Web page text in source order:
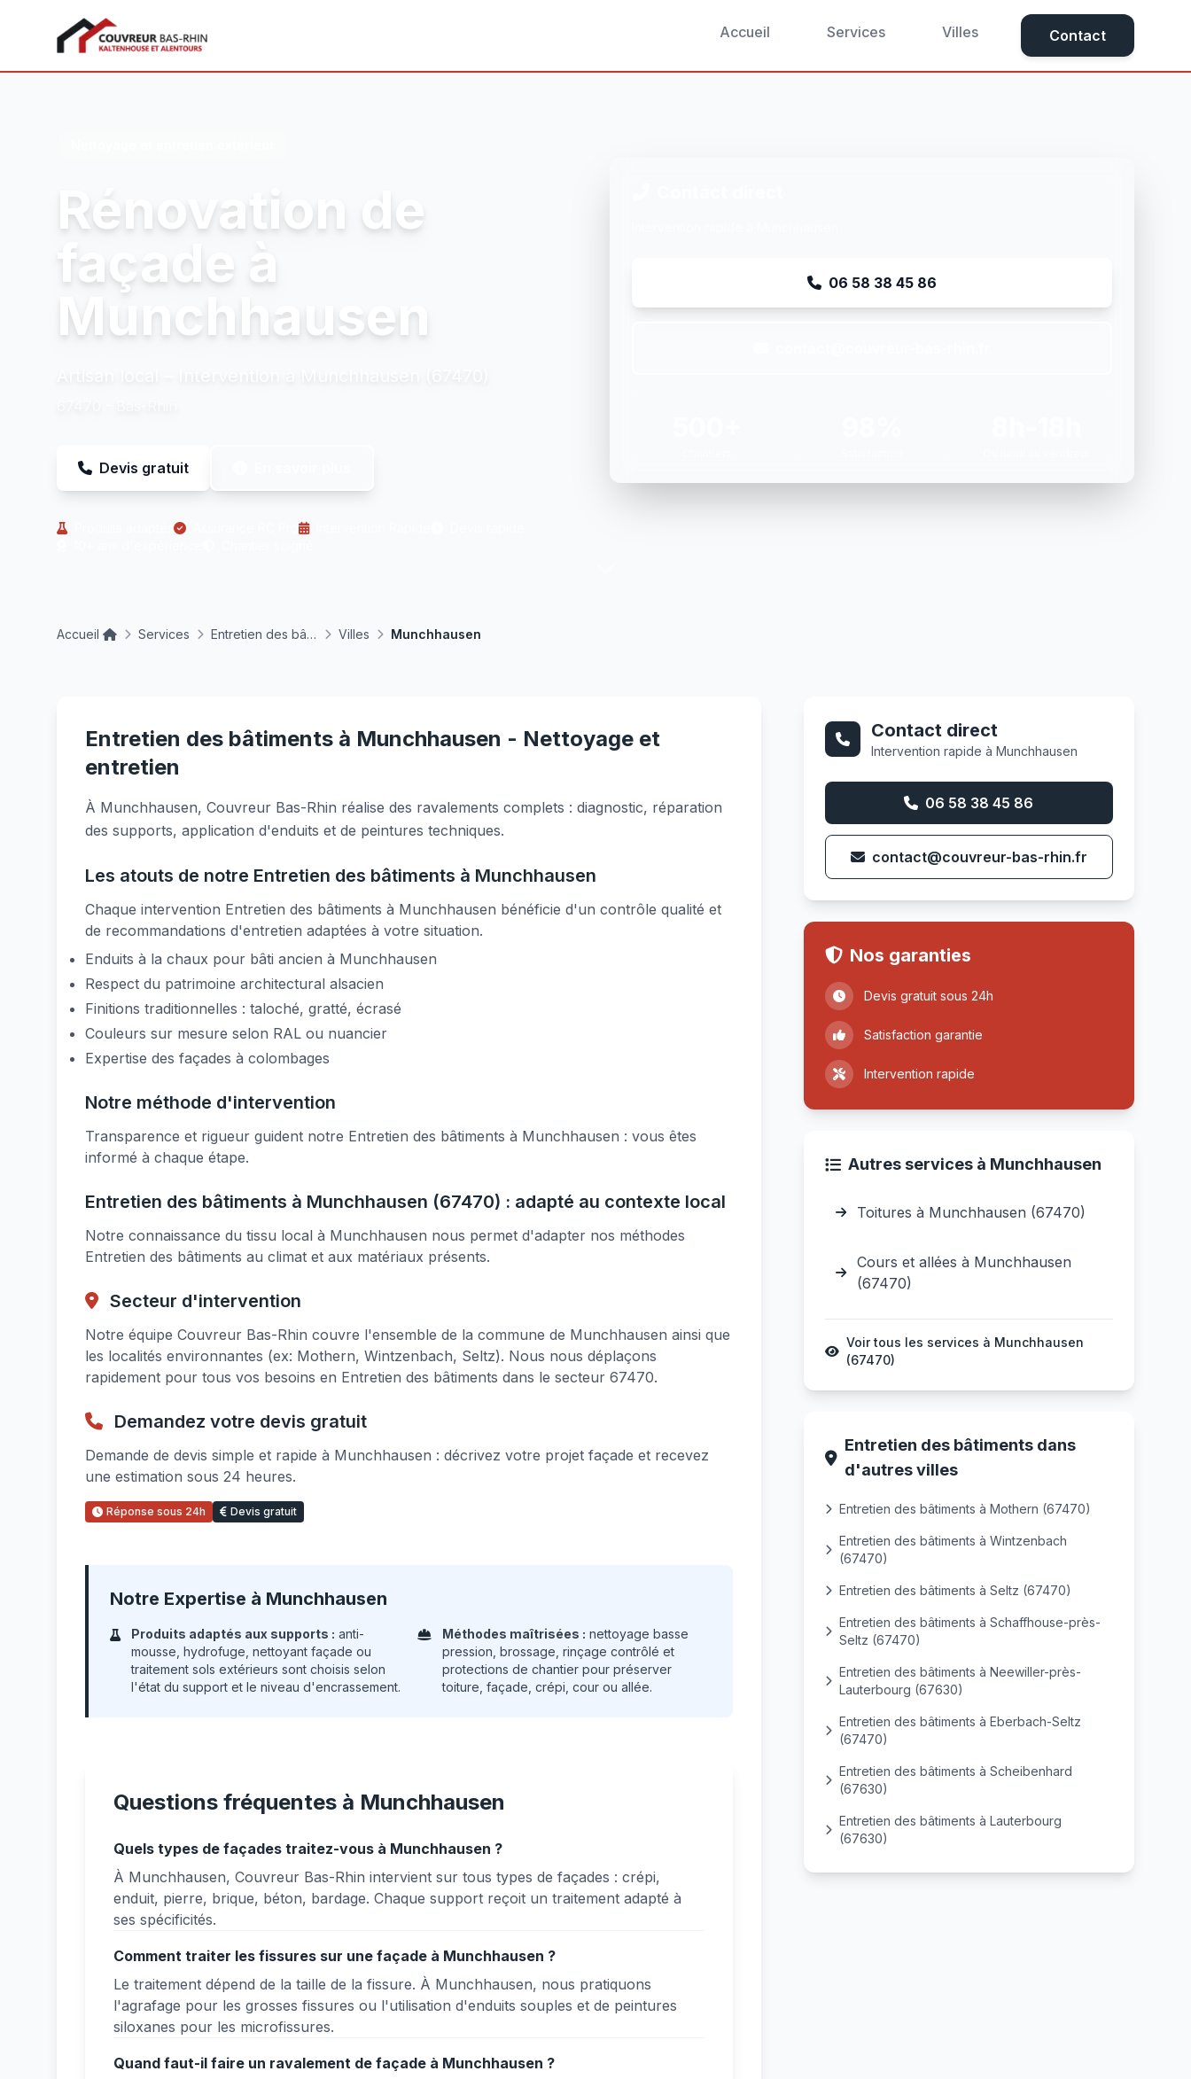
Couvreur Bas-Rhin
Accueil Services Villes Contact
Rénovation de
façade à
Munchhausen
Devis gratuit
06 58 38 45 86
Accueil Services Entretien des bâtiments Villes Munchhausen
Entretien des bâtiments à Munchhausen - Nettoyage et
entretien
À Munchhausen, Couvreur Bas-Rhin réalise des ravalements complets : diagnostic, réparation
des supports, application d'enduits et de peintures techniques.
Les atouts de notre Entretien des bâtiments à Munchhausen
Chaque intervention Entretien des bâtiments à Munchhausen bénéficie d'un contrôle qualité et
de recommandations d'entretien adaptées à votre situation.
Enduits à la chaux pour bâti ancien à Munchhausen
Respect du patrimoine architectural alsacien
Finitions traditionnelles : taloché, gratté, écrasé
Couleurs sur mesure selon RAL ou nuancier
Expertise des façades à colombages
Notre méthode d'intervention
Transparence et rigueur guident notre Entretien des bâtiments à Munchhausen : vous êtes
informé à chaque étape.
Entretien des bâtiments à Munchhausen (67470) : adapté au contexte local
Notre connaissance du tissu local à Munchhausen nous permet d'adapter nos méthodes
Entretien des bâtiments au climat et aux matériaux présents.
Secteur d'intervention
Notre équipe Couvreur Bas-Rhin couvre l'ensemble de la commune de Munchhausen ainsi que
les localités environnantes (ex: Mothern, Wintzenbach, Seltz). Nous nous déplaçons
rapidement pour tous vos besoins en Entretien des bâtiments dans le secteur 67470.
Demandez votre devis gratuit
Demande de devis simple et rapide à Munchhausen : décrivez votre projet façade et recevez
une estimation sous 24 heures.
Réponse sous 24h Devis gratuit
Notre Expertise à Munchhausen
Produits adaptés aux supports : anti-
mousse, hydrofuge, nettoyant façade ou
traitement sols extérieurs sont choisis selon
l'état du support et le niveau d'encrassement.
Méthodes maîtrisées : nettoyage basse
pression, brossage, rinçage contrôlé et
protections de chantier pour préserver
toiture, façade, crépi, cour ou allée.
Questions fréquentes à Munchhausen
Quels types de façades traitez-vous à Munchhausen ?
À Munchhausen, Couvreur Bas-Rhin intervient sur tous types de façades : crépi,
enduit, pierre, brique, béton, bardage. Chaque support reçoit un traitement adapté à
ses spécificités.
Comment traiter les fissures sur une façade à Munchhausen ?
Le traitement dépend de la taille de la fissure. À Munchhausen, nous pratiquons
l'agrafage pour les grosses fissures ou l'utilisation d'enduits souples et de peintures
siloxanes pour les microfissures.
Quand faut-il faire un ravalement de façade à Munchhausen ?
Contact direct
Intervention rapide à Munchhausen
06 58 38 45 86
contact@couvreur-bas-rhin.fr
Nos garanties
Devis gratuit sous 24h
Satisfaction garantie
Intervention rapide
Autres services à Munchhausen
Toitures à Munchhausen (67470)
Cours et allées à Munchhausen
(67470)
Voir tous les services à Munchhausen
(67470)
Entretien des bâtiments dans
d'autres villes
Entretien des bâtiments à Mothern (67470)
Entretien des bâtiments à Wintzenbach
(67470)
Entretien des bâtiments à Seltz (67470)
Entretien des bâtiments à Schaffhouse-près-
Seltz (67470)
Entretien des bâtiments à Neewiller-près-
Lauterbourg (67630)
Entretien des bâtiments à Eberbach-Seltz
(67470)
Entretien des bâtiments à Scheibenhard
(67630)
Entretien des bâtiments à Lauterbourg
(67630)